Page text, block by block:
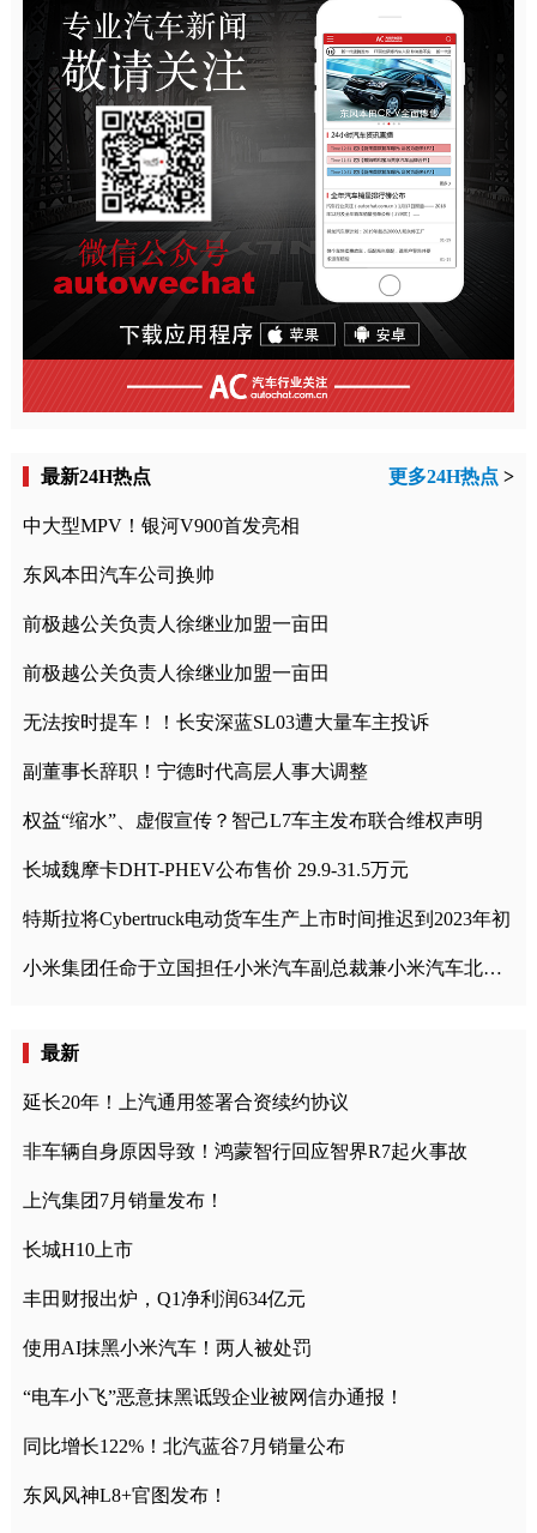
最新24H热点 更多24H热点 >
中大型MPV！银河V900首发亮相
东风本田汽车公司换帅
前极越公关负责人徐继业加盟一亩田
前极越公关负责人徐继业加盟一亩田
无法按时提车！！长安深蓝SL03遭大量车主投诉
副董事长辞职！宁德时代高层人事大调整
权益“缩水”、虚假宣传？智己L7车主发布联合维权声明
长城魏摩卡DHT-PHEV公布售价 29.9-31.5万元
特斯拉将Cybertruck电动货车生产上市时间推迟到2023年初
小米集团任命于立国担任小米汽车副总裁兼小米汽车北京总部政委
最新
延长20年！上汽通用签署合资续约协议
非车辆自身原因导致！鸿蒙智行回应智界R7起火事故
上汽集团7月销量发布！
长城H10上市
丰田财报出炉，Q1净利润634亿元
使用AI抹黑小米汽车！两人被处罚
“电车小飞”恶意抹黑诋毁企业被网信办通报！
同比增长122%！北汽蓝谷7月销量公布
东风风神L8+官图发布！